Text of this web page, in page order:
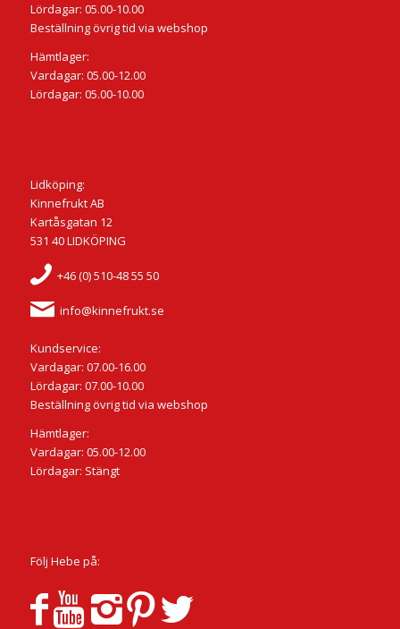
Lördagar: 05.00-10.00
Beställning övrig tid via webshop
Hämtlager:
Vardagar: 05.00-12.00
Lördagar: 05.00-10.00
Lidköping:
Kinnefrukt AB
Kartåsgatan 12
531 40 LIDKÖPING
+46 (0) 510-48 55 50
info@kinnefrukt.se
Kundservice:
Vardagar: 07.00-16.00
Lördagar: 07.00-10.00
Beställning övrig tid via webshop
Hämtlager:
Vardagar: 05.00-12.00
Lördagar: Stängt
Följ Hebe på: